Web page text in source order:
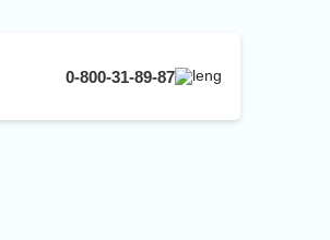
0-800-31-89-87